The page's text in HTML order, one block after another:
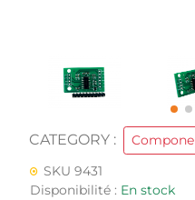
CATEGORY :
SKU 9431
Disponibilité : En stock